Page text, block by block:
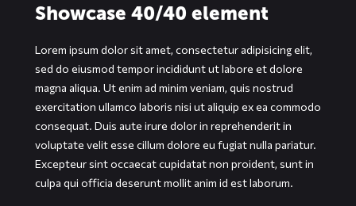
Showcase 40/40 element
Lorem ipsum dolor sit amet, consectetur adipisicing elit,
sed do eiusmod tempor incididunt ut labore et dolore
magna aliqua. Ut enim ad minim veniam, quis nostrud
exercitation ullamco laboris nisi ut aliquip ex ea commodo
consequat. Duis aute irure dolor in reprehenderit in
voluptate velit esse cillum dolore eu fugiat nulla pariatur.
Excepteur sint occaecat cupidatat non proident, sunt in
culpa qui officia deserunt mollit anim id est laborum.